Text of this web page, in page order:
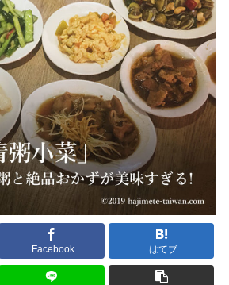
Facebook はてブ